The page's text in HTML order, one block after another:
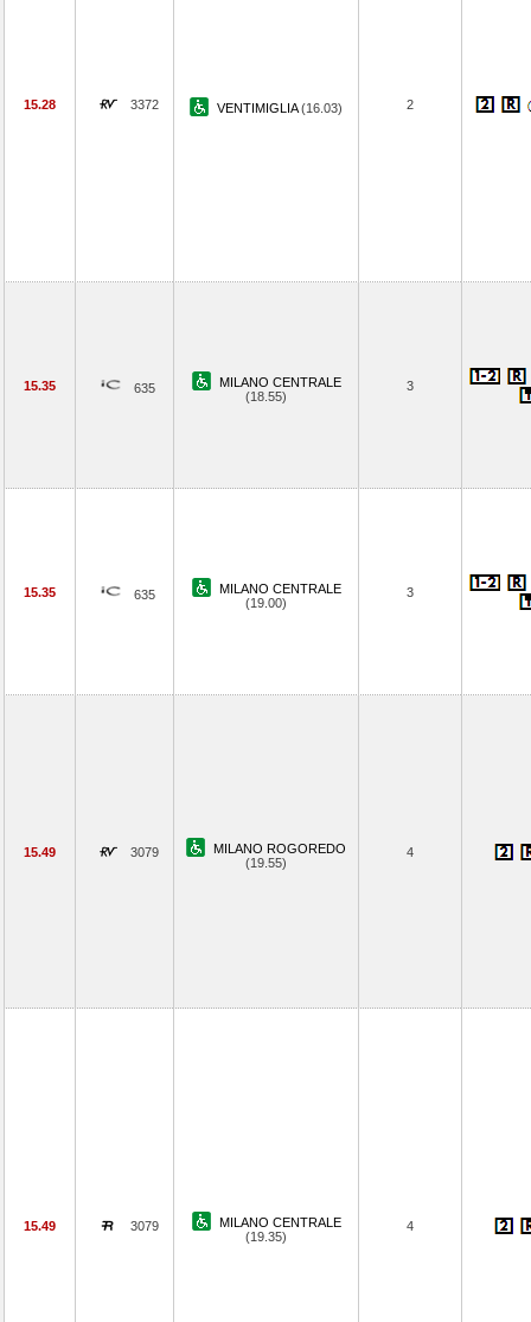
15.28 3372 VENTIMIGLIA(16.03) 2
15.35 635
MILANO CENTRALE
(18.55)
3
15.35 635
MILANO CENTRALE
(19.00)
3
15.49 3079
MILANO ROGOREDO
(19.55)
4
15.49 3079
MILANO CENTRALE
(19.35)
4